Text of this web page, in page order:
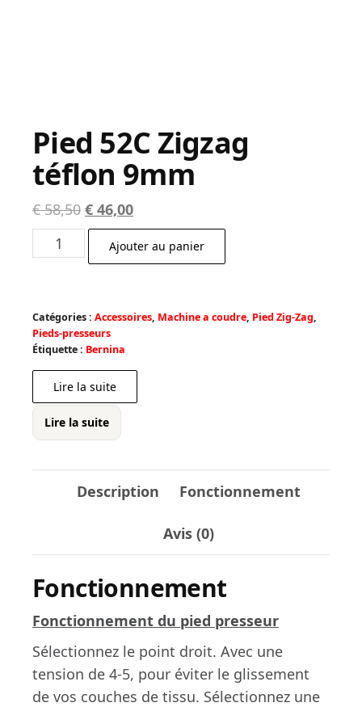
Pied 52C Zigzag
téflon 9mm
€58,50 Le
prix
initial
€ 46,00Le
prix
actuel
quantité
de
Zigzag
téflon
9mm
Ajouter au panier
Catégories : Accessoires, Machine a coudre, Pied Zig-Zag,
Pieds-presseurs
Étiquette : Bernina
Lire la suite
Lire la suite
Description Fonctionnement
Avis (0)
Fonctionnement
Fonctionnement du pied presseur
Sélectionnez le point droit. Avec une
tension de 4-5, pour éviter le glissement
de vos couches de tissu. Sélectionnez une